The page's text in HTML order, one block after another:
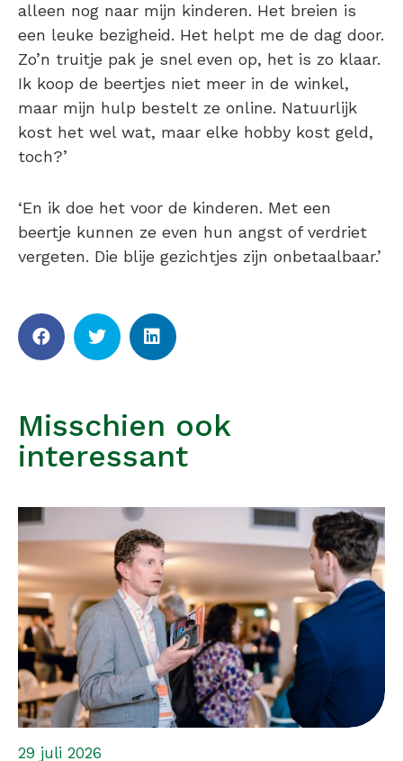
alleen nog naar mijn kinderen. Het breien is
een leuke bezigheid. Het helpt me de dag door.
Zo’n truitje pak je snel even op, het is zo klaar.
Ik koop de beertjes niet meer in de winkel,
maar mijn hulp bestelt ze online. Natuurlijk
kost het wel wat, maar elke hobby kost geld,
toch?’
‘En ik doe het voor de kinderen. Met een
beertje kunnen ze even hun angst of verdriet
vergeten. Die blije gezichtjes zijn onbetaalbaar.’
Misschien ook
interessant
29 juli 2026